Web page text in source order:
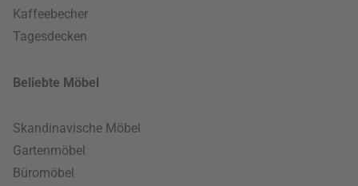
Kaffeebecher
Tagesdecken
Beliebte Möbel
Skandinavische Möbel
Gartenmöbel
Büromöbel